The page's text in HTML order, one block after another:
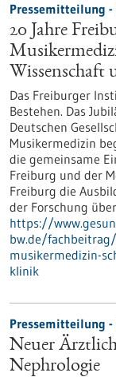
Pressemitteilung -
20 Jahre
Das Freiburger
Bestehen. Das
Deutschen
Musikermedizin
die gemeinsame
Freiburg und der
Freiburg die
der Forschung
https://
bw.de/
musikermedizin-
klinik
Pressemitteilung -
Neuer
Nephrologie